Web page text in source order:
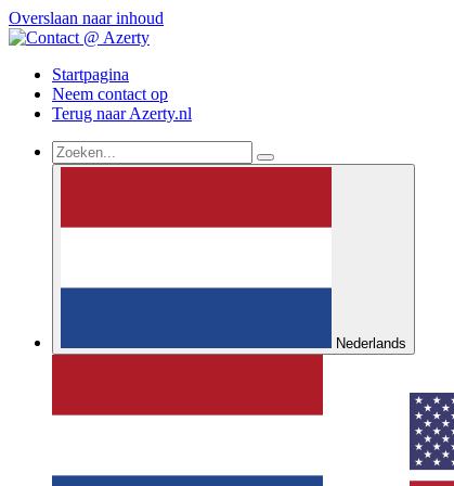
Overslaan naar inhoud
Startpagina
Neem contact op
Terug naar Azerty.nl
Nederlands